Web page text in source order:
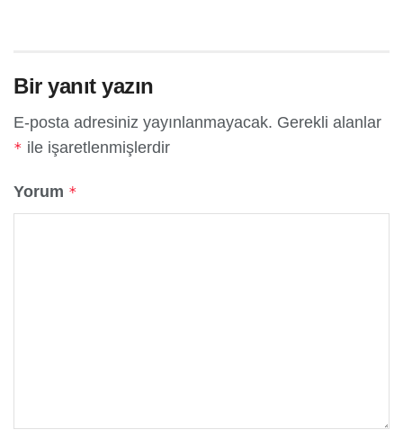
Bir yanıt yazın
E-posta adresiniz yayınlanmayacak. Gerekli alanlar
* ile işaretlenmişlerdir
Yorum *